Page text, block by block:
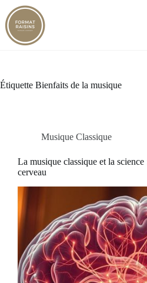
Passer
au
contenu
Étiquette Bienfaits de la musique
Musique Classique
La musique classique et la science
cerveau